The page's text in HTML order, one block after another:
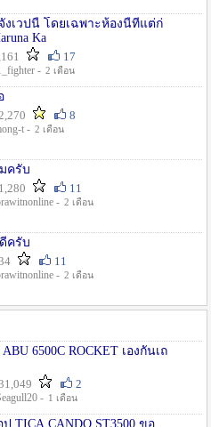
งเวปนี้ โดยเฉพาะห้องนี้ที่แต่ก่
ยคึกคัก Haruna Ka
17
- 2 เดือน
8
t - 2 เดือน
ครับ
11
- 2 เดือน
ครับ
11
- 2 เดือน
6500C ROCKET เองกันเถ
2
- 1 เดือน
TICA CANDO ST3500 ขอ